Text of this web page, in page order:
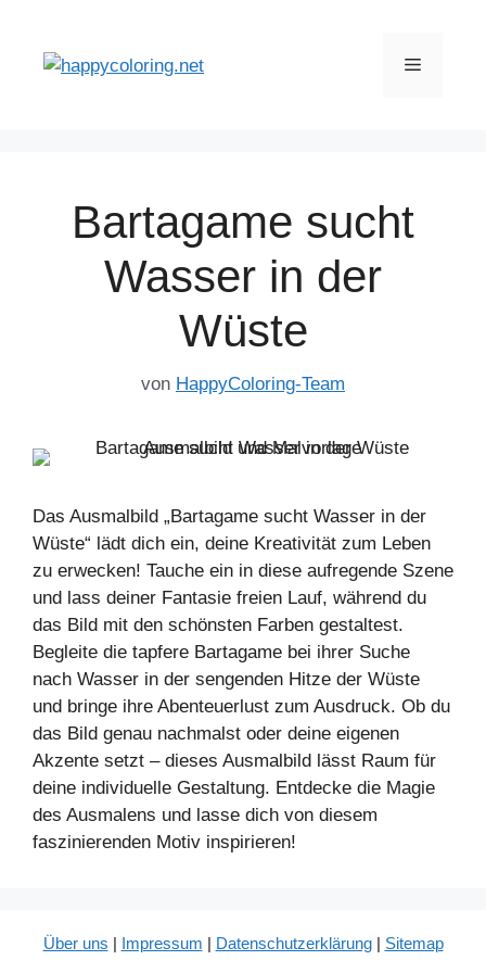
springen
Menü
Bartagame sucht
Wasser in der
Wüste
von HappyColoring-Team
Das Ausmalbild „Bartagame sucht Wasser in der
Wüste“ lädt dich ein, deine Kreativität zum Leben
zu erwecken! Tauche ein in diese aufregende Szene
und lass deiner Fantasie freien Lauf, während du
das Bild mit den schönsten Farben gestaltest.
Begleite die tapfere Bartagame bei ihrer Suche
nach Wasser in der sengenden Hitze der Wüste
und bringe ihre Abenteuerlust zum Ausdruck. Ob du
das Bild genau nachmalst oder deine eigenen
Akzente setzt – dieses Ausmalbild lässt Raum für
deine individuelle Gestaltung. Entdecke die Magie
des Ausmalens und lasse dich von diesem
faszinierenden Motiv inspirieren!
Über uns | Impressum | Datenschutzerklärung| Sitemap